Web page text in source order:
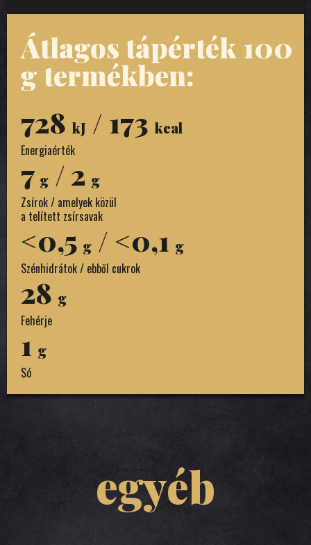
Átlagos tápérték 100
g termékben:
728 kJ / 173 kcal
Energiaérték
7 g / 2 g
Zsírok / amelyek közül
a telített zsírsavak
<0,5 g / <0,1 g
Szénhidrátok / ebből cukrok
28 g
Fehérje
1 g
Só
egyéb